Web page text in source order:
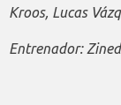
Kroos, Lucas
Entrenador: